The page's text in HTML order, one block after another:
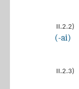
II.2.2)
(-ai)
II.2.3)